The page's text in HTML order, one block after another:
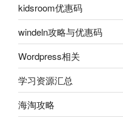
kidsroom优惠码
windeln攻略与优惠码
Wordpress相关
学习资源汇总
海淘攻略